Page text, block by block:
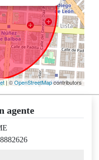
| ©OpenStreetMapcontributors
agente